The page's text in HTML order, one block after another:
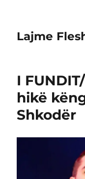
Lajme
I
hikë
Shkodër